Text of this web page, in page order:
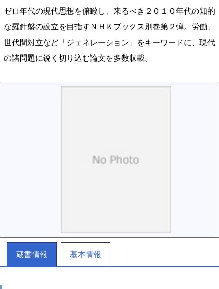
ゼロ年代の現代思想を俯瞰し、来るべき２０１０年代の知的
な羅針盤の設立を目指すＮＨＫブックス別巻第２弾。労働、
世代間対立など「ジェネレーション」をキーワードに、現代
の諸問題に鋭く切り込む論文を多数収載。
蔵書情報 基本情報